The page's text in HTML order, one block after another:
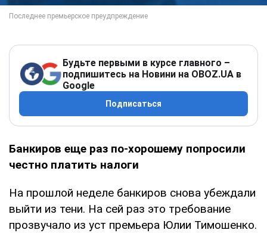
Будьте первыми в курсе главного –
подпишитесь на Новини на OBOZ.UA в
Google
Подписаться
Банкиров еще раз по-хорошему попросили
честно платить налоги
На прошлой неделе банкиров снова убеждали
выйти из тени. На сей раз это требование
прозвучало из уст премьера Юлии Тимошенко.